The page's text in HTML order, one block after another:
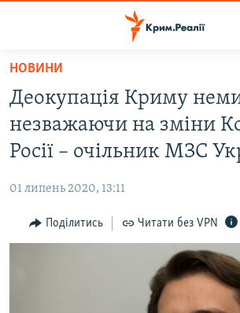
Перейти
основного
матеріалу
Перейти
до
основної
Перейти
до
ВОДА.КРИМ
ВІДЕО ТА ФОТО
БЛОГИ
ПОГЛЯД
НОВИНИ
Деокупація Криму
незважаючи на зміни
Росії – очільник МЗС
01 липень 2020, 13:11
Поділитись Читати без VPN